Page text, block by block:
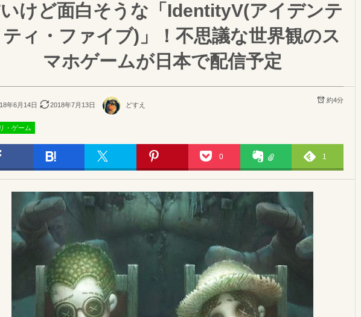
けど面白そうな「IdentityV(アイデンテ
ィ・ファイブ)」！不思議な世界観のス
マホゲームが日本で配信予定
年6月14日 2018年7月13日 どすえ
約4分
・ゲーム
0 1